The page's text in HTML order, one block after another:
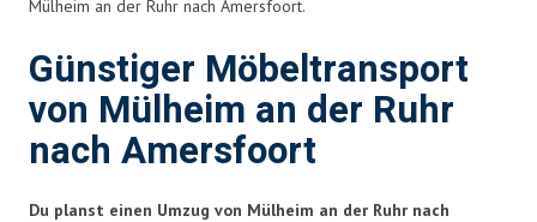
Mülheim an der Ruhr nach Amersfoort.
Günstiger Möbeltransport
von Mülheim an der Ruhr
nach Amersfoort
Du planst einen Umzug von Mülheim an der Ruhr nach